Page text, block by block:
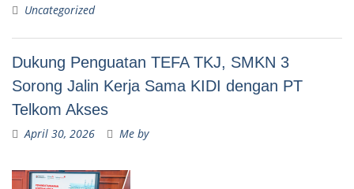
Uncategorized
Dukung Penguatan TEFA TKJ, SMKN 3
Sorong Jalin Kerja Sama KIDI dengan PT
Telkom Akses
April 30, 2026 Me by